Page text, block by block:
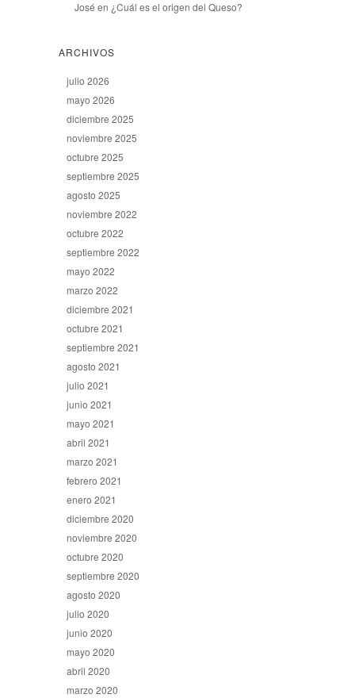
José en ¿Cuál es el origen del Queso?
ARCHIVOS
julio 2026
mayo 2026
diciembre 2025
noviembre 2025
octubre 2025
septiembre 2025
agosto 2025
noviembre 2022
octubre 2022
septiembre 2022
mayo 2022
marzo 2022
diciembre 2021
octubre 2021
septiembre 2021
agosto 2021
julio 2021
junio 2021
mayo 2021
abril 2021
marzo 2021
febrero 2021
enero 2021
diciembre 2020
noviembre 2020
octubre 2020
septiembre 2020
agosto 2020
julio 2020
junio 2020
mayo 2020
abril 2020
marzo 2020